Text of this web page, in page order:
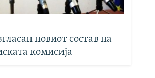
новиот состав на
комисија